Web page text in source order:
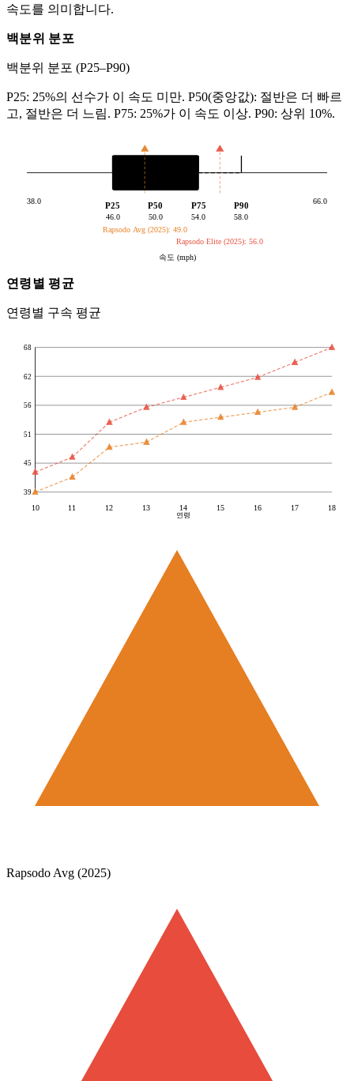
속도를 의미합니다.
백분위 분포
백분위 분포 (P25–P90)
P25: 25%의 선수가 이 속도 미만. P50(중앙값): 절반은 더 빠르
고, 절반은 더 느림. P75: 25%가 이 속도 이상. P90: 상위 10%.
38.0 66.0
P25
46.0
P50
50.0
P75
54.0
P90
58.0
Rapsodo Avg (2025): 49.0
Rapsodo Elite (2025): 56.0
속도 (mph)
연령별 평균
연령별 구속 평균
39
45
51
56
62
68
10 11 12 13 14 15 16 17 18
연령
Rapsodo Avg (2025)